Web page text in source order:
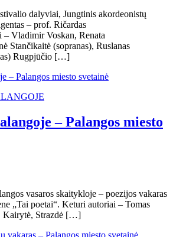
dalyviai, Jungtinis akordeonistų
– prof. Ričardas
Vladimir Voskan, Renata
Stančikaitė (sopranas), Ruslanas
Rugpjūčio […]
– Palangos miesto
vasaros skaitykloje – poezijos vakaras
„Tai poetai“. Keturi autoriai – Tomas
Kairytė, Strazdė […]